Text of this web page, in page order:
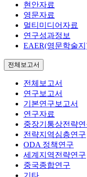
현안자료
영문자료
멀티미디어자료
연구성과정보
EAER(영문학술
전체보고서
전체보고서
연구보고서
기본연구보고서
연구자료
중장기통상전략
전략지역심층연구
ODA 정책연구
세계지역전략연구
중국종합연구